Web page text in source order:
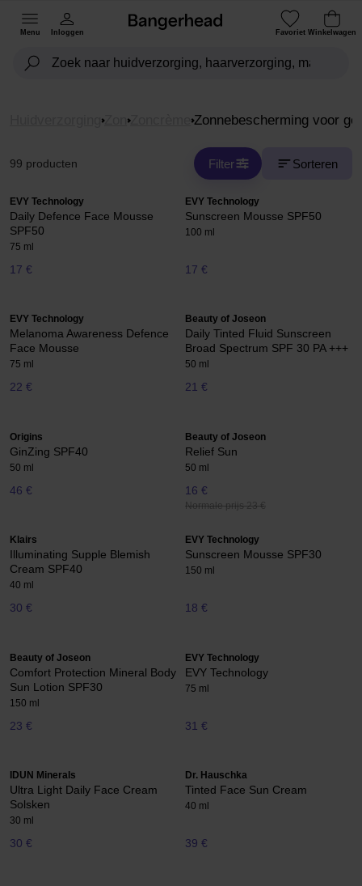
Menu Inloggen Favoriet Winkelwagen
Zon Zoncrème Zonnebescherming voor
99 producten Filter Sorteren
EVY Technology
Daily Defence Face Mousse
SPF50
75 ml
17 €
EVY Technology
Sunscreen Mousse SPF50
100 ml
17 €
EVY Technology
Melanoma Awareness Defence
Face Mousse
75 ml
22 €
Beauty of Joseon
Daily Tinted Fluid Sunscreen
Broad Spectrum SPF 30 PA +++
50 ml
21 €
Origins
GinZing SPF40
50 ml
46 €
Beauty of Joseon
Relief Sun
50 ml
16 €
Normale prijs 23 €
Klairs
Illuminating Supple Blemish
Cream SPF40
40 ml
30 €
EVY Technology
Sunscreen Mousse SPF30
150 ml
18 €
Beauty of Joseon
Comfort Protection Mineral Body
Sun Lotion SPF30
150 ml
23 €
EVY Technology
EVY Technology
75 ml
31 €
IDUN Minerals
Ultra Light Daily Face Cream
Solsken
30 ml
30 €
Dr. Hauschka
Tinted Face Sun Cream
40 ml
39 €